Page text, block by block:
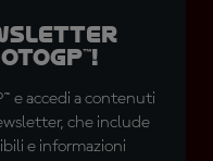
e accedi a contenuti
che include
e informazioni